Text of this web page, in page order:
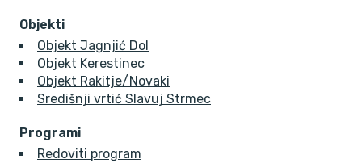
Objekti
Objekt Jagnjić Dol
Objekt Kerestinec
Objekt Rakitje/Novaki
Središnji vrtić Slavuj Strmec
Programi
Redoviti program